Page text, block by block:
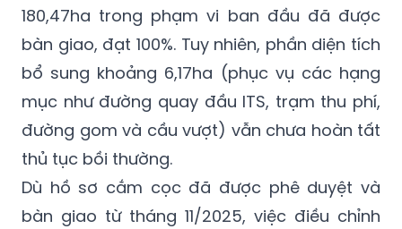
180,47ha trong phạm vi ban đầu đã được
bàn giao, đạt 100%. Tuy nhiên, phần diện tích
bổ sung khoảng 6,17ha (phục vụ các hạng
mục như đường quay đầu ITS, trạm thu phí,
đường gom và cầu vượt) vẫn chưa hoàn tất
thủ tục bồi thường.
Dù hồ sơ cắm cọc đã được phê duyệt và
bàn giao từ tháng 11/2025, việc điều chỉnh